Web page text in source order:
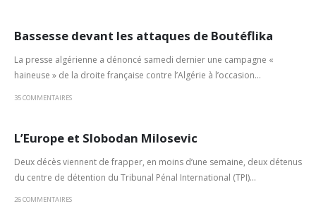
Bassesse devant les attaques de Boutéflika
La presse algérienne a dénoncé samedi dernier une campagne «
haineuse » de la droite française contre l’Algérie à l’occasion...
35 COMMENTAIRES
L’Europe et Slobodan Milosevic
Deux décès viennent de frapper, en moins d’une semaine, deux détenus
du centre de détention du Tribunal Pénal International (TPI)...
26 COMMENTAIRES